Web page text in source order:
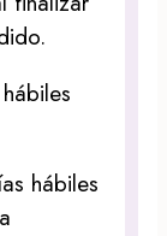
hábiles